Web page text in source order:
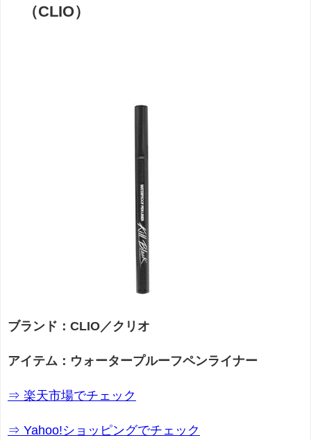
（CLIO）
ブランド：CLIO／クリオ
アイテム：ウォータープルーフペンライナー
⇒ 楽天市場でチェック
⇒ Yahoo!ショッピングでチェック